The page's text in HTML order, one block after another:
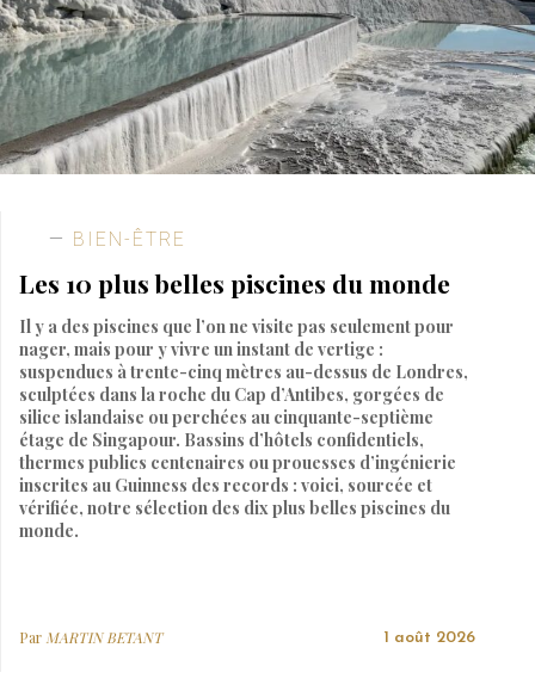
BIEN-ÊTRE
Les 10 plus belles piscines du monde
Il y a des piscines que l’on ne visite pas seulement pour
nager, mais pour y vivre un instant de vertige :
suspendues à trente-cinq mètres au-dessus de Londres,
sculptées dans la roche du Cap d’Antibes, gorgées de
silice islandaise ou perchées au cinquante-septième
étage de Singapour. Bassins d’hôtels confidentiels,
thermes publics centenaires ou prouesses d’ingénierie
inscrites au Guinness des records : voici, sourcée et
vérifiée, notre sélection des dix plus belles piscines du
monde.
ParMARTIN BETANT 1 août 2026